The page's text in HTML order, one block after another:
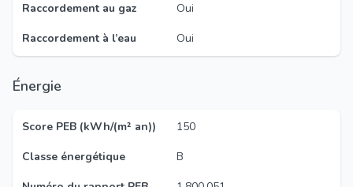
Raccordement au gaz
Oui
Raccordement à l’eau
Oui
Énergie
Score PEB (kWh/(m² an))
150
Classe énergétique
B